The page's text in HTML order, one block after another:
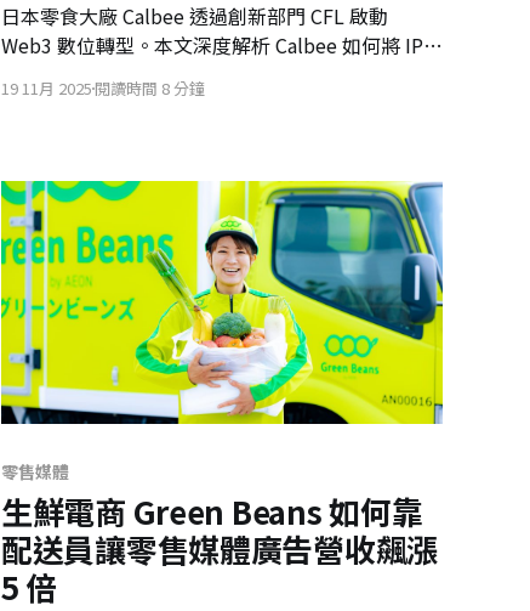
日本零食大廠 Calbee 透過創新部門 CFL 啟動
Web3 數位轉型。本文深度解析 Calbee 如何將 IP
策略從「守護」轉變為「推廣」，自主開發區塊鏈
管理平台「かるれっと」（Karuretto），結合
視為 IP、佈局 Roblox，以 2030 年 80 億日圓銷售
為目標，為傳統快消品樹立數位新典範。
19 11月 2025閱讀時間 8 分鐘
零售媒體
生鮮電商 Green Beans 如何靠
配送員讓零售媒體廣告營收飆漲
5 倍